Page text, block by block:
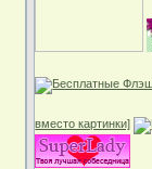
вместо картинки]